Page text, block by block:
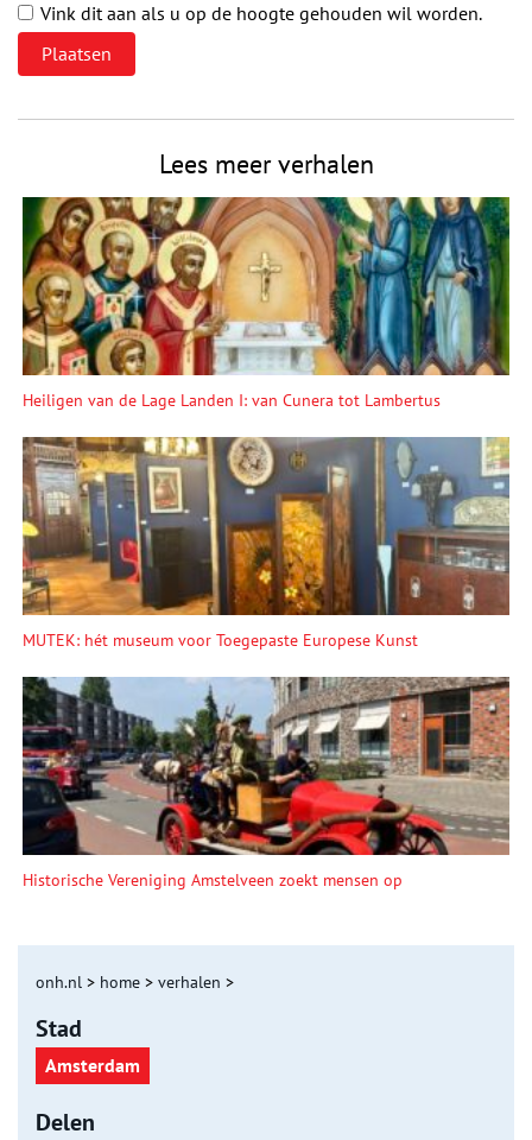
Vink dit aan als u op de hoogte gehouden wil worden.
Lees meer verhalen
Heiligen van de Lage Landen I: van Cunera tot Lambertus
MUTEK: hét museum voor Toegepaste Europese Kunst
Historische Vereniging Amstelveen zoekt mensen op
onh.nl > home > verhalen >
Stad
Amsterdam
Delen